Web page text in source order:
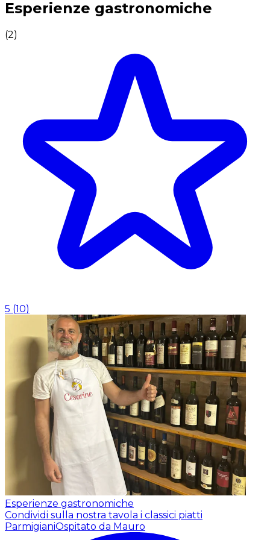
Esperienze gastronomiche
(2)
5 (10)
Esperienze gastronomiche
Condividi sulla nostra tavola i classici piatti
ParmigianiOspitato da Mauro